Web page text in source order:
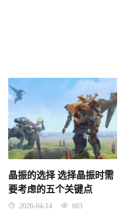
晶振的选择 选择晶振时需
要考虑的五个关键点
2026-04-14 603